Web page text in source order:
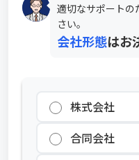
適切なサポートの
さい。
会社形態はお
株式会社
合同会社